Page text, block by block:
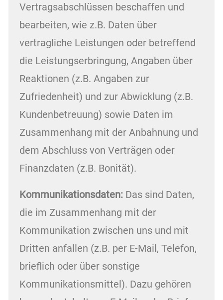
Vertragsabschlüssen beschaffen und
bearbeiten, wie z.B. Daten über
vertragliche Leistungen oder betreffend
die Leistungserbringung, Angaben über
Reaktionen (z.B. Angaben zur
Zufriedenheit) und zur Abwicklung (z.B.
Kundenbetreuung) sowie Daten im
Zusammenhang mit der Anbahnung und
dem Abschluss von Verträgen oder
Finanzdaten (z.B. Bonität).
Kommunikationsdaten: Das sind Daten,
die im Zusammenhang mit der
Kommunikation zwischen uns und mit
Dritten anfallen (z.B. per E-Mail, Telefon,
brieflich oder über sonstige
Kommunikationsmittel). Dazu gehören